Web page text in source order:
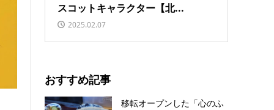
スコットキャラクター【北...
2025.02.07
おすすめ記事
移転オープンした「心のふ